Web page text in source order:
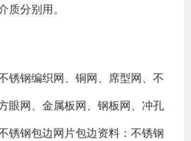
质分别用。
锈钢编织网、铜网、席型网、不
眼网、金属板网、钢板网、冲孔
锈钢包边网片包边资料：不锈钢